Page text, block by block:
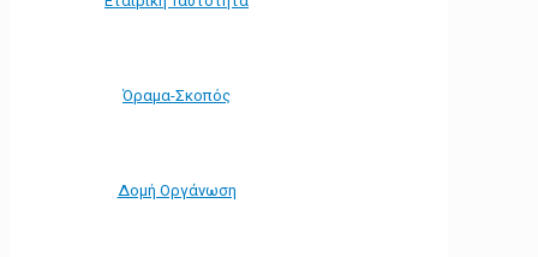
Όραμα-Σκοπός
Δομή Οργάνωση